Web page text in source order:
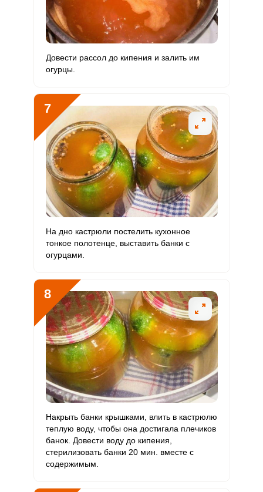
Довести рассол до кипения и залить им
огурцы.
7
На дно кастрюли постелить кухонное
тонкое полотенце, выставить банки с
огурцами.
8
Накрыть банки крышками, влить в кастрюлю
теплую воду, чтобы она достигала плечиков
банок. Довести воду до кипения,
стерилизовать банки 20 мин. вместе с
содержимым.